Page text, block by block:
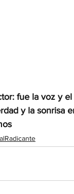
fue la voz y
y la sonrisa